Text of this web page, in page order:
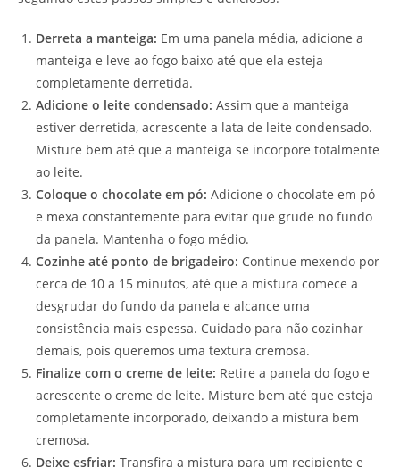
Derreta a manteiga: Em uma panela média, adicione a
manteiga e leve ao fogo baixo até que ela esteja
completamente derretida.
Adicione o leite condensado: Assim que a manteiga
estiver derretida, acrescente a lata de leite condensado.
Misture bem até que a manteiga se incorpore totalmente
ao leite.
Coloque o chocolate em pó: Adicione o chocolate em pó
e mexa constantemente para evitar que grude no fundo
da panela. Mantenha o fogo médio.
Cozinhe até ponto de brigadeiro: Continue mexendo por
cerca de 10 a 15 minutos, até que a mistura comece a
desgrudar do fundo da panela e alcance uma
consistência mais espessa. Cuidado para não cozinhar
demais, pois queremos uma textura cremosa.
Finalize com o creme de leite: Retire a panela do fogo e
acrescente o creme de leite. Misture bem até que esteja
completamente incorporado, deixando a mistura bem
cremosa.
Deixe esfriar: Transfira a mistura para um recipiente e